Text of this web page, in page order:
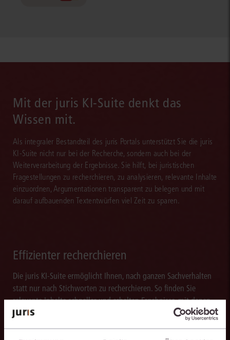
Mit der juris KI-Suite denkt das
Wissen mit.
Als integraler Bestandteil des juris Portals unterstützt Sie die juris
KI-Suite nicht nur bei der Recherche, sondern auch bei der
Weiterverarbeitung der Ergebnisse. Sie hilft, bei juristischen
Fragestellungen zu recherchieren, zu analysieren, relevante Inhalte
einzuordnen, Argumentationen transparent zu belegen und mit
darauf aufbauenden Textentwürfen viel Zeit zu sparen.
Effizienter recherchieren
Die juris KI-Suite ermöglicht Ihnen, nach ganzen Sachverhalten
statt nur nach Stichworten zu recherchieren. So finden Sie
relevante Inhalte schneller und erhalten Ergebnisse, mit denen
Sie direkt weiterarbeiten können.